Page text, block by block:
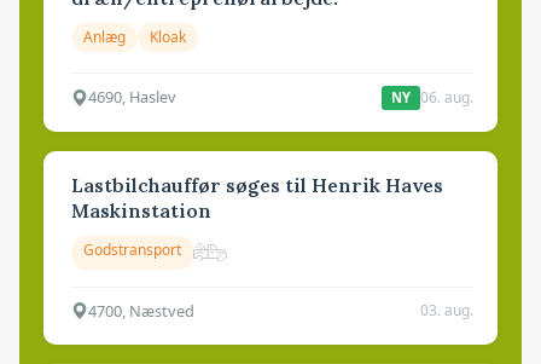
Anlæg Kloak
4690, Haslev NY 06. aug.
Lastbilchauffør søges til Henrik Haves
Maskinstation
Godstransport
4700, Næstved 03. aug.